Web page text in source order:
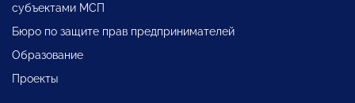
субъектами МСП
Бюро по защите прав предпринимателей
Образование
Проекты